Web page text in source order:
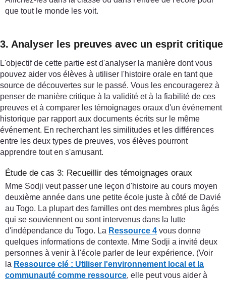
que tout le monde les voit.
3. Analyser les preuves avec un esprit critique
L'objectif de cette partie est d'analyser la manière dont vous
pouvez aider vos élèves à utiliser l'histoire orale en tant que
source de découvertes sur le passé. Vous les encouragerez à
penser de manière critique à la validité et à la fiabilité de ces
preuves et à comparer les témoignages oraux d'un événement
historique par rapport aux documents écrits sur le même
événement. En recherchant les similitudes et les différences
entre les deux types de preuves, vos élèves pourront
apprendre tout en s'amusant.
Étude de cas 3: Recueillir des témoignages oraux
Mme Sodji veut passer une leçon d'histoire au cours moyen
deuxième année dans une petite école juste à côté de Davié
au Togo. La plupart des familles ont des membres plus âgés
qui se souviennent ou sont intervenus dans la lutte
d'indépendance du Togo. La Ressource 4 vous donne
quelques informations de contexte. Mme Sodji a invité deux
personnes à venir à l'école parler de leur expérience. (Voir
la Ressource clé : Utiliser l'environnement local et la
communauté comme ressource, elle peut vous aider à